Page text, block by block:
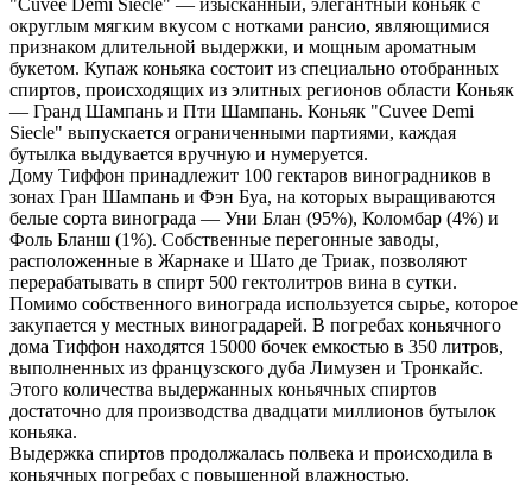
округлым мягким вкусом с нотками рансио, являющимися
признаком длительной выдержки, и мощным ароматным
букетом. Купаж коньяка состоит из специально отобранных
спиртов, происходящих из элитных регионов области Коньяк
— Гранд Шампань и Пти Шампань. Коньяк "Cuvee Demi
Siecle" выпускается ограниченными партиями, каждая
бутылка выдувается вручную и нумеруется.
Дому Тиффон принадлежит 100 гектаров виноградников в
зонах Гран Шампань и Фэн Буа, на которых выращиваются
белые сорта винограда — Уни Блан (95%), Коломбар (4%) и
Фоль Бланш (1%). Собственные перегонные заводы,
расположенные в Жарнаке и Шато де Триак, позволяют
перерабатывать в спирт 500 гектолитров вина в сутки.
Помимо собственного винограда используется сырье, которое
закупается у местных виноградарей. В погребах коньячного
дома Тиффон находятся 15000 бочек емкостью в 350 литров,
выполненных из французского дуба Лимузен и Тронкайс.
Этого количества выдержанных коньячных спиртов
достаточно для производства двадцати миллионов бутылок
коньяка.
Выдержка спиртов продолжалась полвека и происходила в
коньячных погребах с повышенной влажностью.